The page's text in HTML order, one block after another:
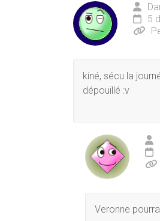
5
kiné, sécu la
dépouillé :v
Veronne